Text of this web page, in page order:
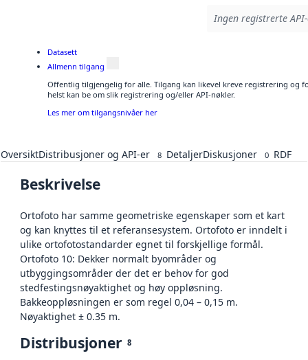
Ingen registrerte
Datasett
Allmenn tilgang
Offentlig tilgjengelig for alle. Tilgang kan likevel kreve registrering og
helst kan be om slik registrering og/eller API-nøkler.
Les mer om tilgangsnivåer her
OversiktDistribusjoner og API-er 8 DetaljerDiskusjoner 0 RDF
Beskrivelse
Ortofoto har samme geometriske egenskaper som et kart
og kan knyttes til et referansesystem. Ortofoto er inndelt i
ulike ortofotostandarder egnet til forskjellige formål.
Ortofoto 10: Dekker normalt byområder og
utbyggingsområder der det er behov for god
stedfestingsnøyaktighet og høy oppløsning.
Bakkeoppløsningen er som regel 0,04 – 0,15 m.
Nøyaktighet ± 0.35 m.
Distribusjoner 8